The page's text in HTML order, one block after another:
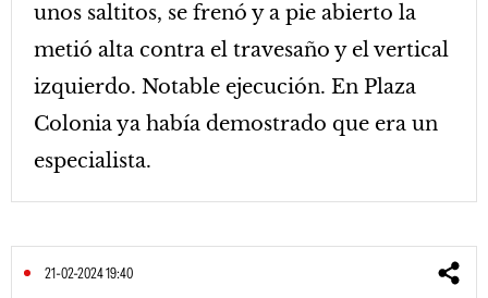
unos saltitos, se frenó y a pie abierto la
metió alta contra el travesaño y el vertical
izquierdo. Notable ejecución. En Plaza
Colonia ya había demostrado que era un
especialista.
21-02-2024 19:40